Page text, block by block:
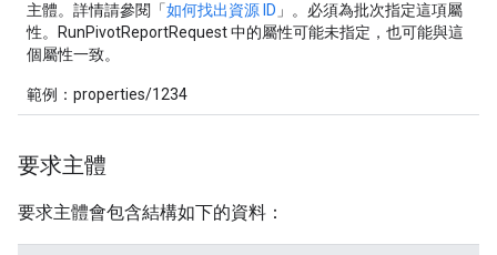
主體。詳情請參閱「如何找出資源 ID 」。必須為批次指定這項屬
性。RunPivotReportRequest 中的屬性可能未指定，也可能與這
個屬性一致。
範例：properties/1234
要求主體
要求主體會包含結構如下的資料：